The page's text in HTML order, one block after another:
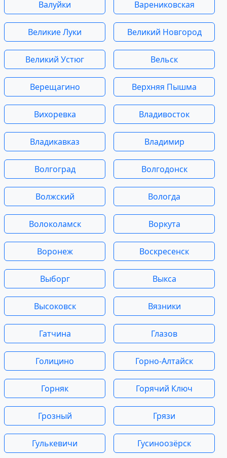
Валуйки Варениковская
Великие Луки Великий Новгород
Великий Устюг Вельск
Верещагино Верхняя Пышма
Вихоревка Владивосток
Владикавказ Владимир
Волгоград Волгодонск
Волжский Вологда
Волоколамск Воркута
Воронеж Воскресенск
Выборг Выкса
Высоковск Вязники
Гатчина Глазов
Голицино Горно-Алтайск
Горняк Горячий Ключ
Грозный Грязи
Гулькевичи Гусиноозёрск